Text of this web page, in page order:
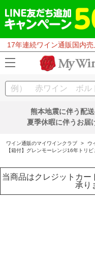
17年連続ワイン通販国内売
熊本地震に伴う配
夏季休暇に伴うお
ワイン通販のマイワインクラブ > ウ
【箱付】グレンモーレンジ16年トリビ
当商品はクレジットカー
承り